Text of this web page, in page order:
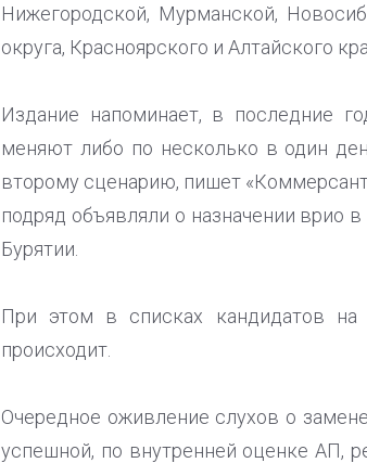
Нижегородской, Мурманской,
округа, Красноярского и Алтайского
Издание напоминает, в последние
меняют либо по несколько в один
второму сценарию, пишет
подряд объявляли о назначении врио
Бурятии.
При этом в списках кандидатов
происходит.
Очередное оживление слухов о
успешной, по внутренней оценке АП,